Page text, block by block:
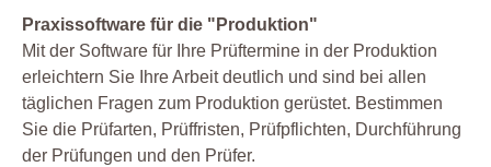
Praxissoftware für die "Produktion"
Mit der Software für Ihre Prüftermine in der Produktion
erleichtern Sie Ihre Arbeit deutlich und sind bei allen
täglichen Fragen zum Produktion gerüstet. Bestimmen
Sie die Prüfarten, Prüffristen, Prüfpflichten, Durchführung
der Prüfungen und den Prüfer.